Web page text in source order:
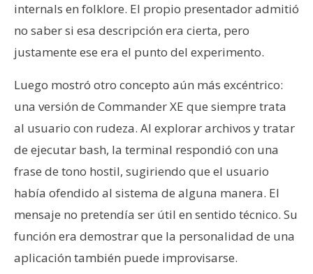
internals en folklore. El propio presentador admitió
no saber si esa descripción era cierta, pero
justamente ese era el punto del experimento.
Luego mostró otro concepto aún más excéntrico:
una versión de Commander XE que siempre trata
al usuario con rudeza. Al explorar archivos y tratar
de ejecutar bash, la terminal respondió con una
frase de tono hostil, sugiriendo que el usuario
había ofendido al sistema de alguna manera. El
mensaje no pretendía ser útil en sentido técnico. Su
función era demostrar que la personalidad de una
aplicación también puede improvisarse.